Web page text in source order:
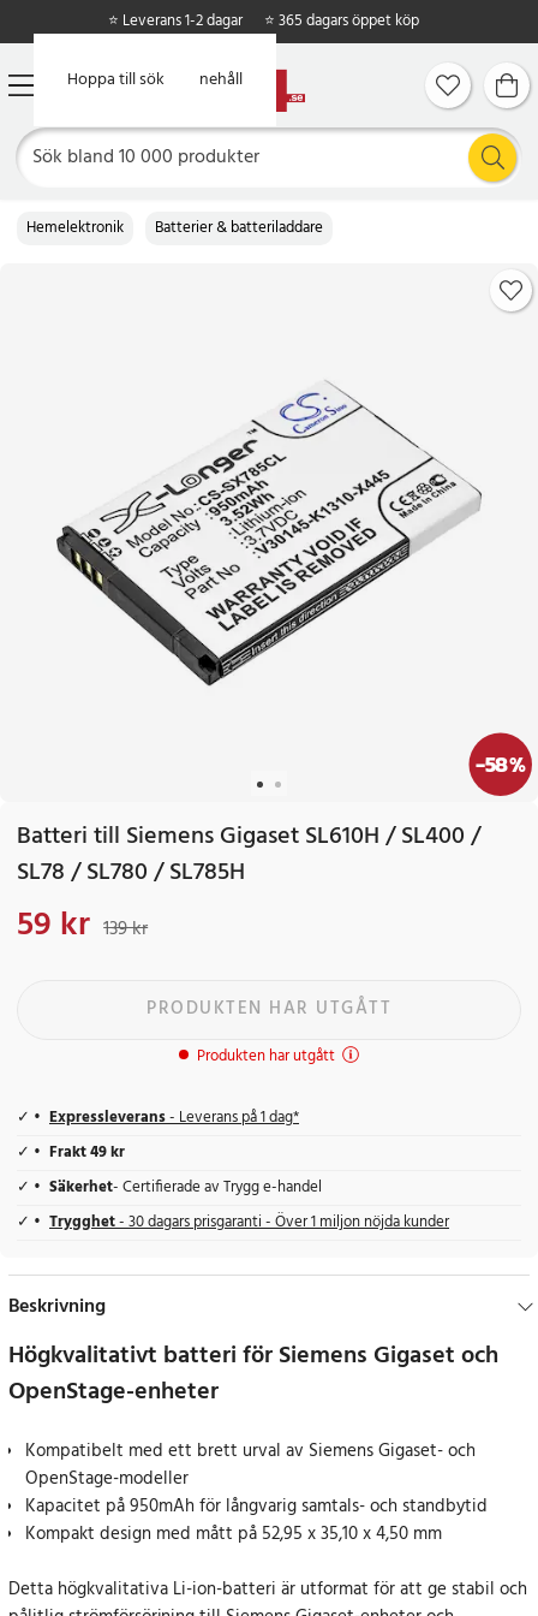
Hoppa till huvudinnehåll
Hoppa till sök
⭐ Leverans 1-2 dagar ⭐ 365 dagars öppet köp
Hemelektronik Batterier & batteriladdare
-58%
Batteri till Siemens Gigaset SL610H / SL400 /
SL78 / SL780 / SL785H
Nuvarande pris
59 kr 139 kr
PRODUKTEN HAR UTGÅTT
Produkten har utgått
Expressleverans- Leverans på 1 dag*
Frakt 49 kr
Säkerhet- Certifierade av Trygg e-handel
Trygghet- 30 dagars prisgaranti - Över 1 miljon nöjda kunder
Beskrivning
Högkvalitativt batteri för Siemens Gigaset och
OpenStage-enheter
Kompatibelt med ett brett urval av Siemens Gigaset- och
OpenStage-modeller
Kapacitet på 950mAh för långvarig samtals- och standbytid
Kompakt design med mått på 52,95 x 35,10 x 4,50 mm
Detta högkvalitativa Li-ion-batteri är utformat för att ge stabil och